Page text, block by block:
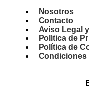
Nosotros
Contacto
Aviso Legal
Política de
Política de
Condiciones